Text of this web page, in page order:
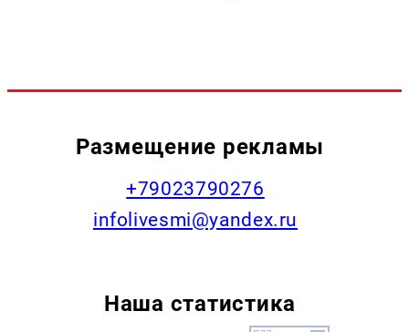
Размещение рекламы
+79023790276
infolivesmi@yandex.ru
Наша статистика